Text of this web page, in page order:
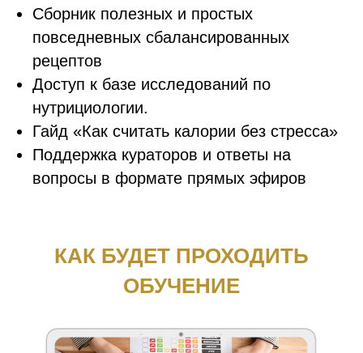
Сборник полезных и простых
повседневных сбалансированных
рецептов
Доступ к базе исследований по
нутрициологии.
Гайд «Как считать калории без стресса»
Поддержка кураторов и ответы на
вопросы в формате прямых эфиров
КАК БУДЕТ ПРОХОДИТЬ
ОБУЧЕНИЕ